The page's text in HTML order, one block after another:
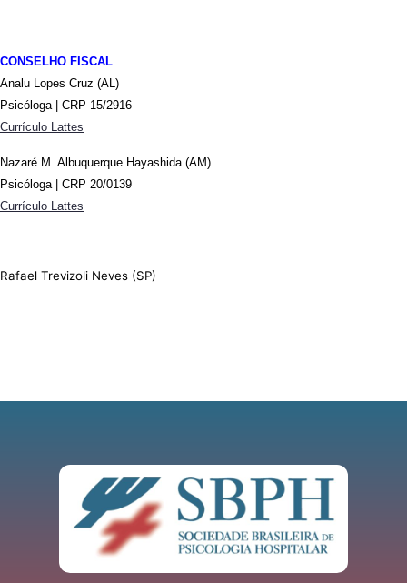
CONSELHO FISCAL
Analu Lopes Cruz (AL)
Psicóloga | CRP 15/2916
Currículo Lattes
Nazaré M. Albuquerque Hayashida (AM)
Psicóloga | CRP 20/0139
Currículo Lattes
Rafael Trevizoli Neves (SP)